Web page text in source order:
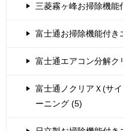
三菱霧ヶ峰お掃除機
富士通お掃除機能付き
富士通エアコン分解ク
富士通ノクリアＸ(サ
ーニング (5)